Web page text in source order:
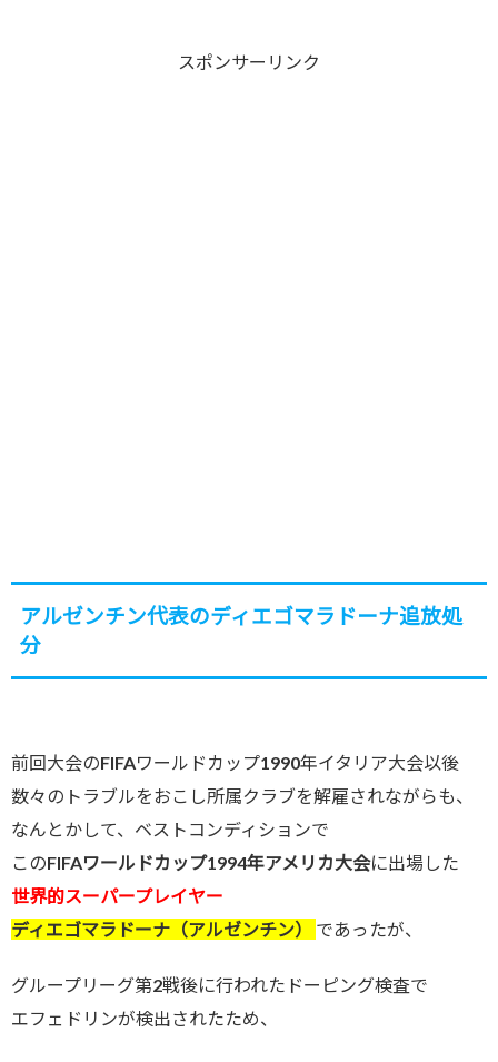
スポンサーリンク
アルゼンチン代表のディエゴマラドーナ追放処
分
前回大会のFIFAワールドカップ1990年イタリア大会以後
数々のトラブルをおこし所属クラブを解雇されながらも、
なんとかして、ベストコンディションで
このFIFAワールドカップ1994年アメリカ大会に出場した
世界的スーパープレイヤー
ディエゴマラドーナ（アルゼンチン） であったが、
グループリーグ第2戦後に行われたドーピング検査で
エフェドリンが検出されたため、